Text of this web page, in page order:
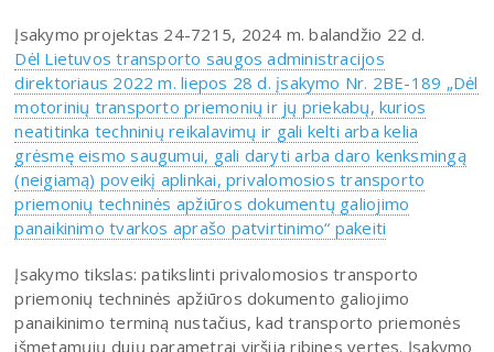
Įsakymo projektas 24-7215, 2024 m. balandžio 22 d.
Dėl Lietuvos transporto saugos administracijos
direktoriaus 2022 m. liepos 28 d. įsakymo Nr. 2BE-189 „Dėl
motorinių transporto priemonių ir jų priekabų, kurios
neatitinka techninių reikalavimų ir gali kelti arba kelia
grėsmę eismo saugumui, gali daryti arba daro kenksmingą
(neigiamą) poveikį aplinkai, privalomosios transporto
priemonių techninės apžiūros dokumentų galiojimo
panaikinimo tvarkos aprašo patvirtinimo“ pakeiti
Įsakymo tikslas: patikslinti privalomosios transporto
priemonių techninės apžiūros dokumento galiojimo
panaikinimo terminą nustačius, kad transporto priemonės
išmetamųjų dujų parametrai viršija ribines vertes. Įsakymo